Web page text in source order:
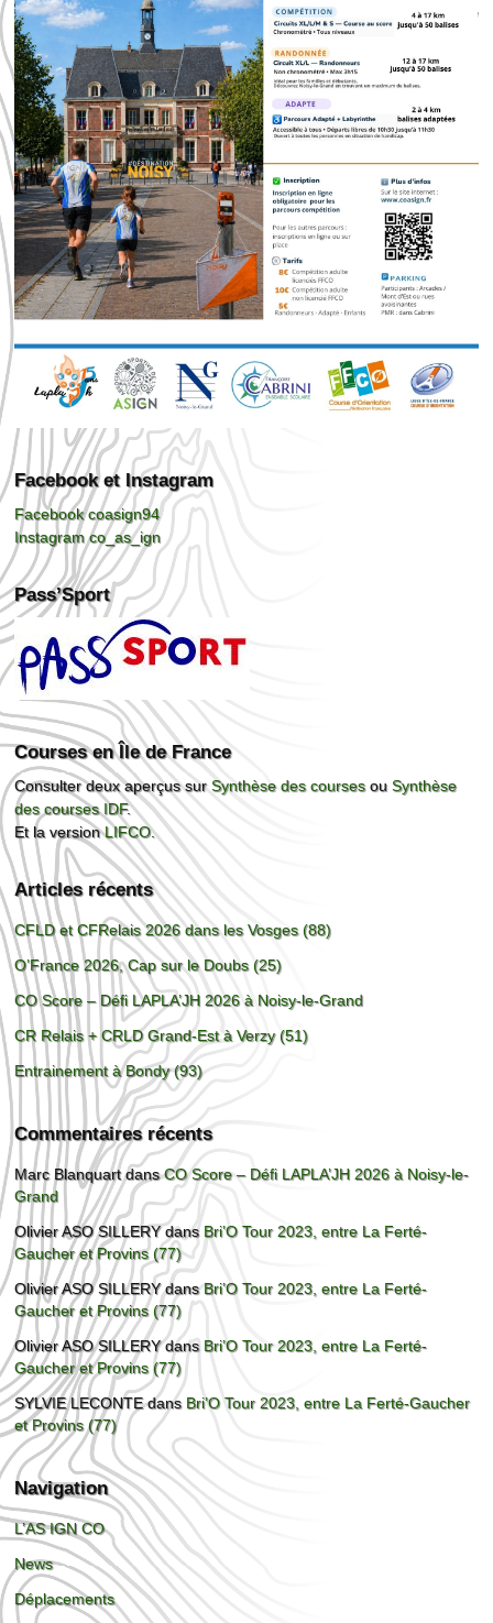
Facebook et Instagram
Facebook coasign94
Instagram co_as_ign
Pass’Sport
Courses en Île de France
Consulter deux aperçus surSynthèse des coursesouSynthèse
des courses IDF.
Et la versionLIFCO.
Articles récents
CFLD et CFRelais 2026 dans les Vosges (88)
O’France 2026, Cap sur le Doubs (25)
CO Score – Défi LAPLA’JH 2026 à Noisy-le-Grand
CR Relais + CRLD Grand-Est à Verzy (51)
Entrainement à Bondy (93)
Commentaires récents
Marc BlanquartdansCO Score – Défi LAPLA’JH 2026 à Noisy-le-
Grand
Olivier ASO SILLERYdans Bri’O Tour 2023, entre La Ferté-
Gaucher et Provins (77)
Olivier ASO SILLERYdansBri’O Tour 2023, entre La Ferté-
Gaucher et Provins (77)
Olivier ASO SILLERYdans Bri’O Tour 2023, entre La Ferté-
Gaucher et Provins (77)
SYLVIE LECONTEdans Bri’O Tour 2023, entre La Ferté-Gaucher
et Provins (77)
Navigation
L’AS IGN CO
News
Déplacements